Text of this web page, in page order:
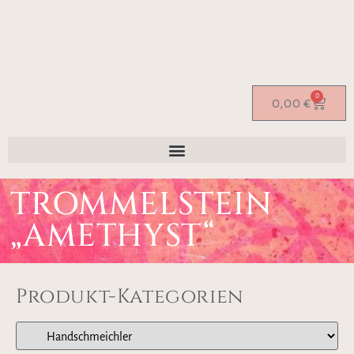
0,00 € 0
TROMMELSTEIN
„AMETHYST“
Produkt-Kategorien